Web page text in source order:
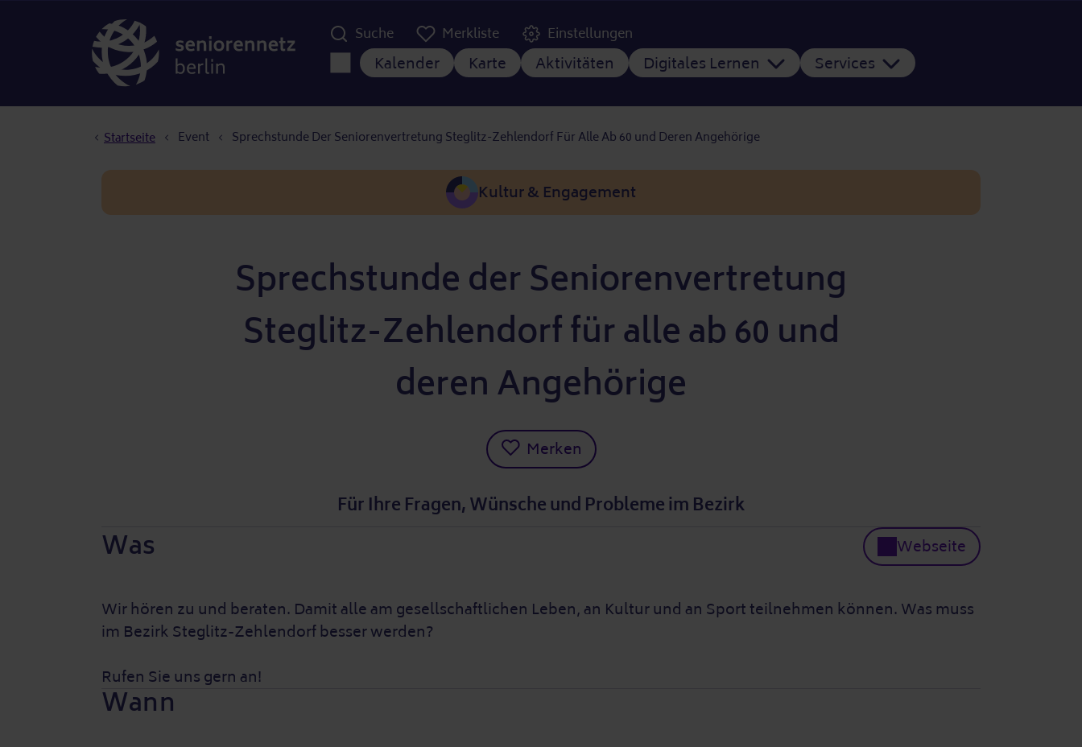
Hauptnavigation
Kalender Karte Aktivitäten Digitales Lernen Services
Menü der Kopfzeile
Suche Merkliste Einstellungen
Startseite Event Sprechstunde Der Seniorenvertretung Steglitz-Zehlendorf Für Alle Ab 60 und Deren Angehörige
Kultur & Engagement
Sprechstunde der Seniorenvertretung
Steglitz-Zehlendorf für alle ab 60 und
deren Angehörige
Merken
Für Ihre Fragen, Wünsche und Probleme im Bezirk
Was Webseite
Wir hören zu und beraten. Damit alle am gesellschaftlichen Leben, an Kultur und an Sport teilnehmen können. Was muss
im Bezirk Steglitz-Zehlendorf besser werden?
Rufen Sie uns gern an!
Wann